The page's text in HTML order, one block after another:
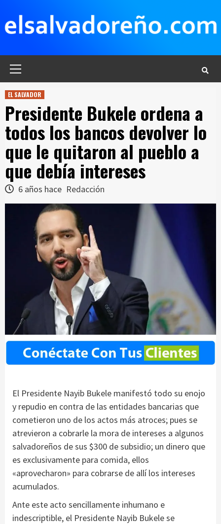
contenido
EL SALVADOR
Presidente Bukele ordena a
todos los bancos devolver lo
que le quitaron al pueblo a
que debía intereses
6 años hace Redacción
El Presidente Nayib Bukele manifestó todo su enojo
y repudio en contra de las entidades bancarias que
cometieron uno de los actos más atroces; pues se
atrevieron a cobrarle la mora de intereses a algunos
salvadoreños de sus $300 de subsidio; un dinero que
es exclusivamente para comida, ellos
«aprovecharon» para cobrarse de allí los intereses
acumulados.
Ante este acto sencillamente inhumano e
indescriptible, el Presidente Nayib Bukele se